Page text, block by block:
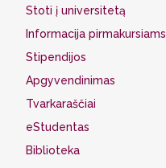
Stoti į universitetą
Informacija pirmakursiams
Stipendijos
Apgyvendinimas
Tvarkaraščiai
eStudentas
Biblioteka